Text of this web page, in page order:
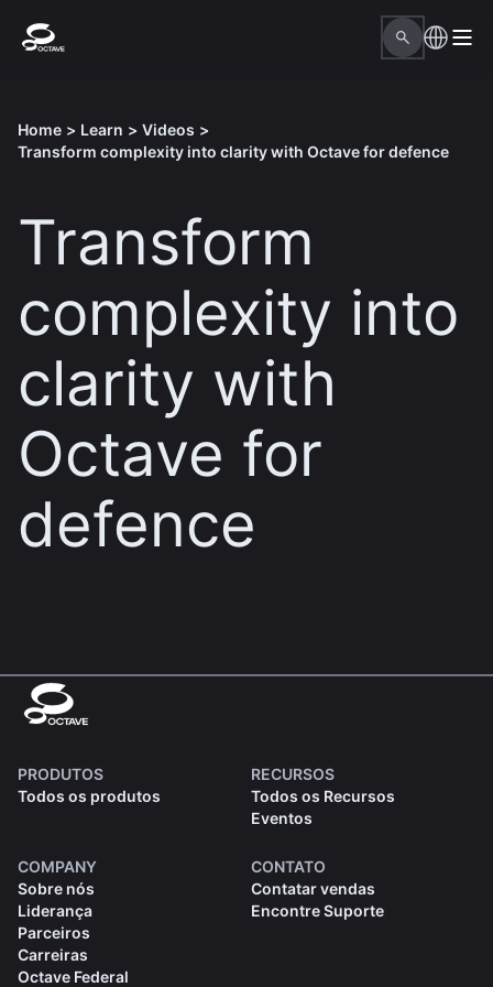
Home > Learn > Videos >
Transform complexity into clarity with Octave for defence
Transform
complexity into
clarity with
Octave for
defence
PRODUTOS
Todos os produtos
RECURSOS
Todos os Recursos
Eventos
COMPANY
Sobre nós
Liderança
Parceiros
Carreiras
Octave Federal
CONTATO
Contatar vendas
Encontre Suporte